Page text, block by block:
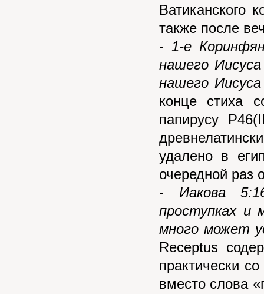
Ватиканского
также после
- 1-е
нашего
нашего
конце стиха
папирусу
удалено в
очередной раз
- Иакова
проступках и
много может
Receptus
практически
вместо слова